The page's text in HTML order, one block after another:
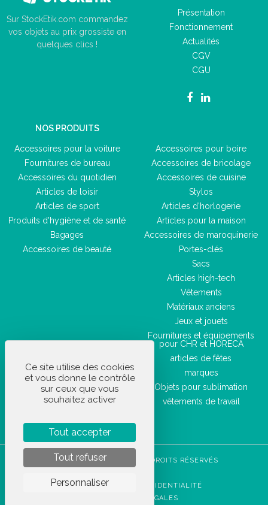
Sur StockEtik.com commandez
vos objets au prix grossiste en
quelques clics !
Présentation
Fonctionnement
Actualités
CGV
CGU
NOS PRODUITS
Accessoires pour la voiture
Fournitures de bureau
Accessoires du quotidien
Articles de loisir
Articles de sport
Produits d'hygiène et de santé
Bagages
Accessoires de beauté
Accessoires pour boire
Accessoires de bricolage
Accessoires de cuisine
Stylos
Articles d'horlogerie
Articles pour la maison
Accessoires de maroquinerie
Portes-clés
Sacs
Articles high-tech
Vêtements
Matériaux anciens
Jeux et jouets
Fournitures et équipements
pour CHR et HORECA
articles de fêtes
marques
Objets pour sublimation
vêtements de travail
STOCKETIK © 2023 - TOUS DROITS RÉSERVÉS
POLITIQUE DE CONFIDENTIALITÉ
MENTIONS LÉGALES
Ce site utilise des cookies
et vous donne le contrôle
sur ceux que vous
souhaitez activer
Tout accepter
Tout refuser
Personnaliser